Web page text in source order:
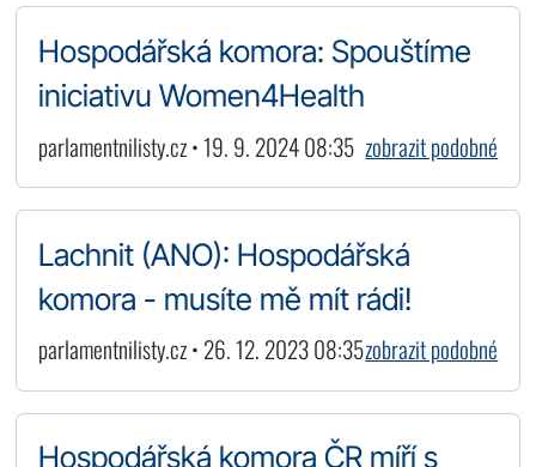
Hospodářská komora: Spouštíme
iniciativu Women4Health
parlamentnilisty.cz • 19. 9. 2024 08:35 zobrazit podobné
Lachnit (ANO): Hospodářská
komora - musíte mě mít rádi!
parlamentnilisty.cz • 26. 12. 2023 08:35zobrazit podobné
Hospodářská komora ČR míří s